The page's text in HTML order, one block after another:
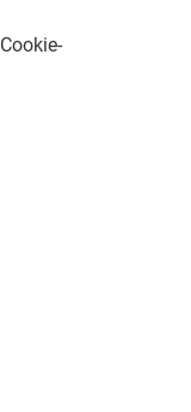
Cookie-